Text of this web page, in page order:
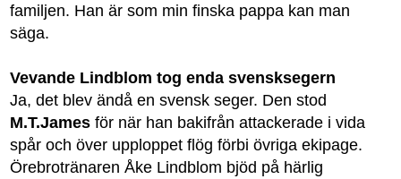
familjen. Han är som min finska pappa kan man
säga.
Vevande Lindblom tog enda svensksegern
Ja, det blev ändå en svensk seger. Den stod
M.T.James för när han bakifrån attackerade i vida
spår och över upploppet flög förbi övriga ekipage.
Örebrotränaren Åke Lindblom bjöd på härlig